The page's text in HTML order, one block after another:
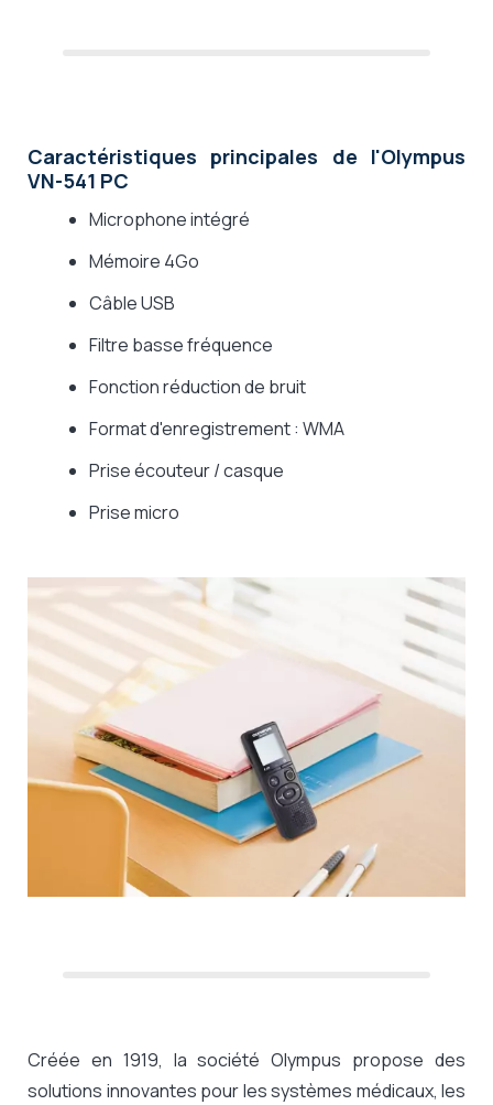
Caractéristiques principales de l'Olympus
VN-541 PC
Microphone intégré
Mémoire 4Go
Câble USB
Filtre basse fréquence
Fonction réduction de bruit
Format d'enregistrement : WMA
Prise écouteur / casque
Prise micro
Créée en 1919, la société Olympus propose des
solutions innovantes pour les systèmes médicaux, les